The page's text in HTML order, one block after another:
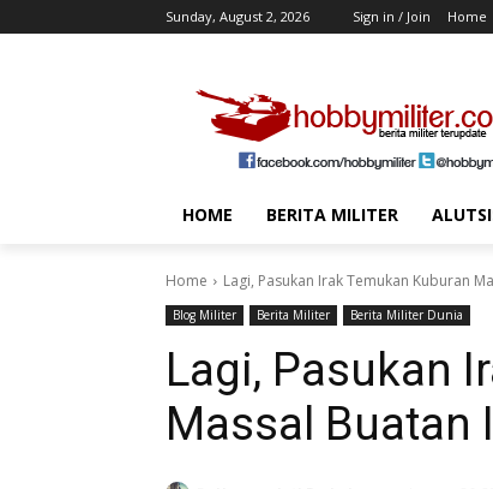
Sunday, August 2, 2026 Sign in / Join Home
HOME BERITA MILITER
Home Lagi, Pasukan Irak Temukan Kuburan
Blog Militer Berita Militer Berita Militer Dunia
Lagi, Pasukan
Massal Buatan